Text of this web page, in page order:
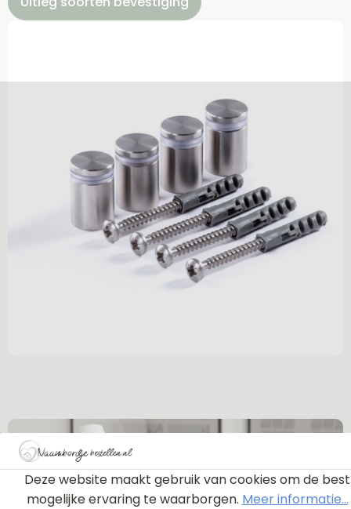
Deze website maakt gebruik van cookies om de best
mogelijke ervaring te waarborgen. Meer informatie...